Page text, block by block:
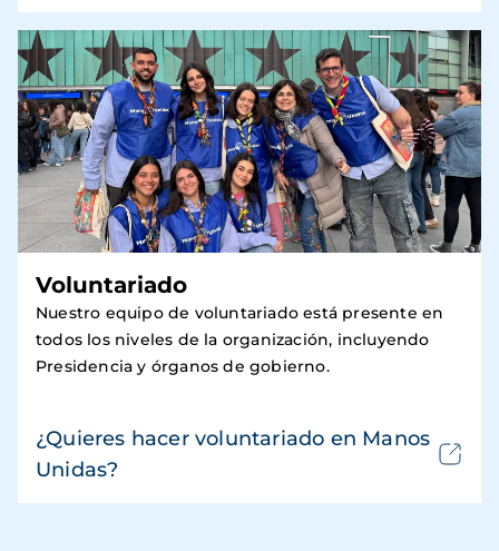
Voluntariado
Nuestro equipo de voluntariado está presente en
todos los niveles de la organización, incluyendo
Presidencia y órganos de gobierno.
¿Quieres hacer voluntariado en Manos
Unidas?